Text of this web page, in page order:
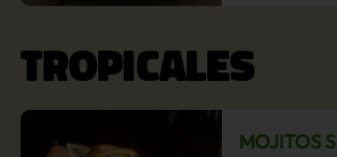
TROPICALES
MOJITOS